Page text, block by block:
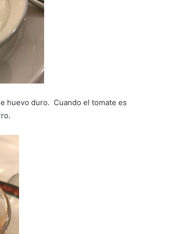
huevo duro. Cuando el tomate es